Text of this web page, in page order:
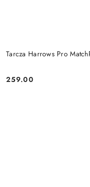
Tarcza Harrows Pro
Cena:
259.00